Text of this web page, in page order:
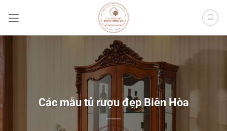
qua
dung
Các mẫu tủ rượu đẹp Biên Hòa